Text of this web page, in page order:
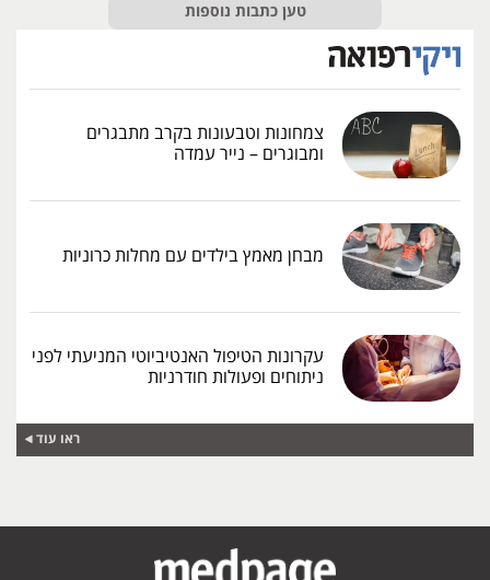
טען כתבות נוספות
צמחונות וטבעונות בקרב מתבגרים
ומבוגרים – נייר עמדה
מבחן מאמץ בילדים עם מחלות כרוניות
עקרונות הטיפול האנטיביוטי המניעתי לפני
ניתוחים ופעולות חודרניות
ראו עוד